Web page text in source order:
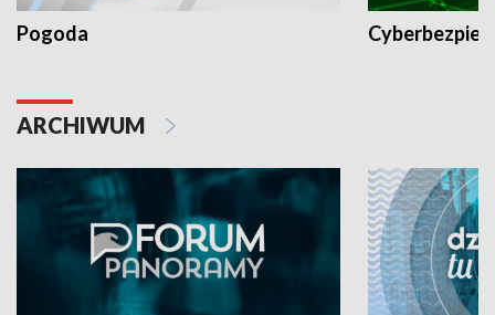
Pogoda
ARCHIWUM